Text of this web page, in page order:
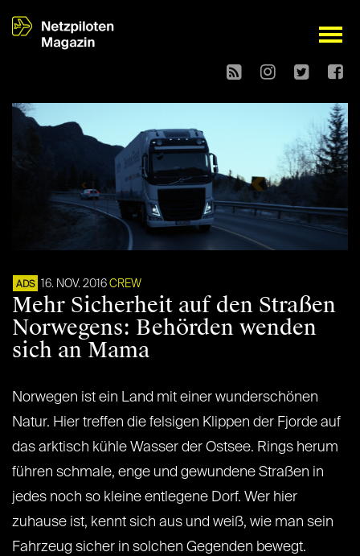
open
ADS 16. NOV. 2016 CREW
Mehr Sicherheit auf den Straßen
Norwegens: Behörden wenden
sich an Mama
Norwegen ist ein Land mit einer wunderschönen
Natur. Hier treffen die felsigen Klippen der Fjorde auf
das arktisch kühle Wasser der Ostsee. Rings herum
führen schmale, enge und gewundene Straßen in
jedes noch so kleine entlegene Dorf. Wer hier
zuhause ist, kennt sich aus und weiß, wie man sein
Fahrzeug sicher in solchen Gegenden bewegt.